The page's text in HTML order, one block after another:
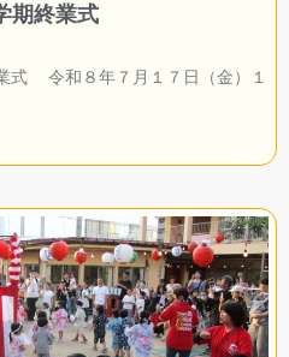
期終業式
式 令和８年７月１７日（金）１